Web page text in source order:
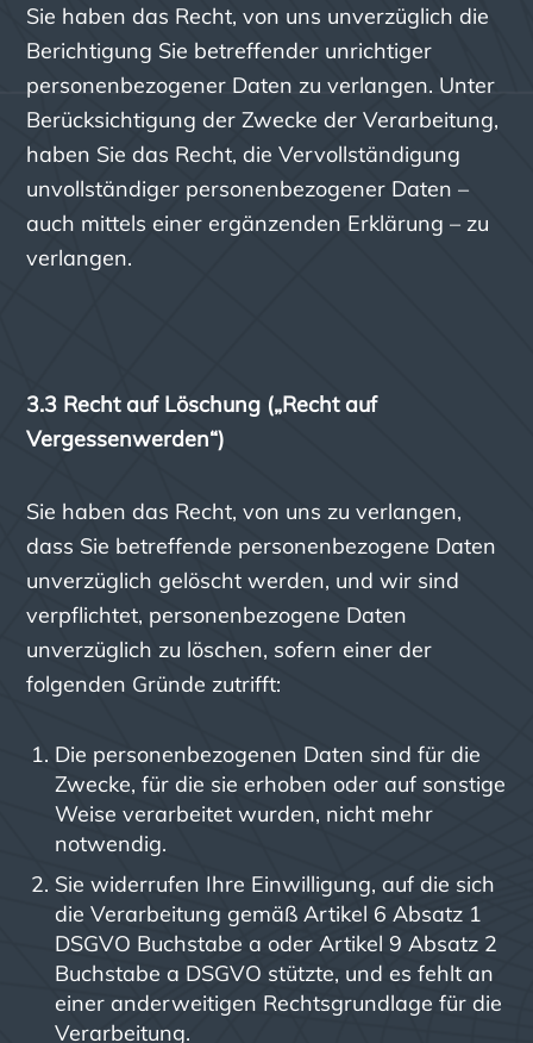
Sie haben das Recht, von uns unverzüglich die
Berichtigung Sie betreffender unrichtiger
personenbezogener Daten zu verlangen. Unter
Berücksichtigung der Zwecke der Verarbeitung,
haben Sie das Recht, die Vervollständigung
unvollständiger personenbezogener Daten –
auch mittels einer ergänzenden Erklärung – zu
verlangen.
3.3 Recht auf Löschung („Recht auf
Vergessenwerden“)
Sie haben das Recht, von uns zu verlangen,
dass Sie betreffende personenbezogene Daten
unverzüglich gelöscht werden, und wir sind
verpflichtet, personenbezogene Daten
unverzüglich zu löschen, sofern einer der
folgenden Gründe zutrifft:
Die personenbezogenen Daten sind für die
Zwecke, für die sie erhoben oder auf sonstige
Weise verarbeitet wurden, nicht mehr
notwendig.
Sie widerrufen Ihre Einwilligung, auf die sich
die Verarbeitung gemäß Artikel 6 Absatz 1
DSGVO Buchstabe a oder Artikel 9 Absatz 2
Buchstabe a DSGVO stützte, und es fehlt an
einer anderweitigen Rechtsgrundlage für die
Verarbeitung.